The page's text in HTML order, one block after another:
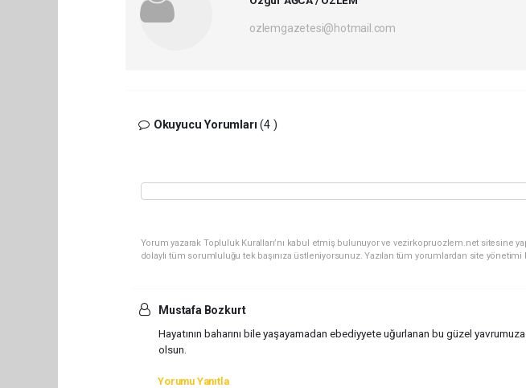
ozlemgazetesi@hotmail.com
Okuyucu Yorumları(4 )
Yorum yazarak Topluluk Kuralları’nı kabul etmiş bulunuyor ve vezirkopruozlem.net sitesine
dolaylı tüm sorumluluğu tek başınıza üstleniyorsunuz. Yazılan tüm yorumlardan site
Mustafa Bozkurt
Hayatının baharını bile yaşayamadan ebediyyete uğurlanan bu güzel
olsun.
Yorumu Yanıtla